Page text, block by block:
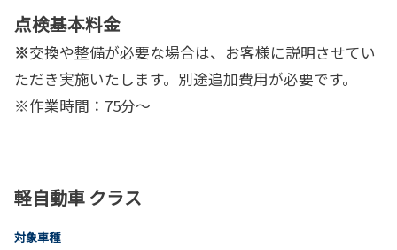
点検基本料金
※交換や整備が必要な場合は、お客様に説明させてい
ただき実施いたします。別途追加費用が必要です。
※作業時間：75分～
軽自動車 クラス
対象車種